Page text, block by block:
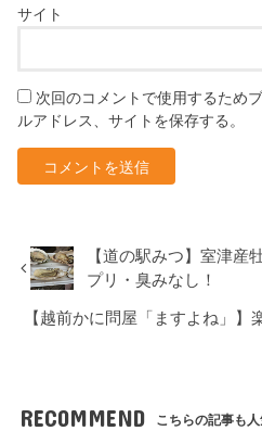
サイト
次回のコメントで使用するため
ルアドレス、サイトを保存する。
【道の駅みつ】室津産
プリ・臭みなし！
【越前かに問屋「ますよね」】
RECOMMEND こちらの記事も人